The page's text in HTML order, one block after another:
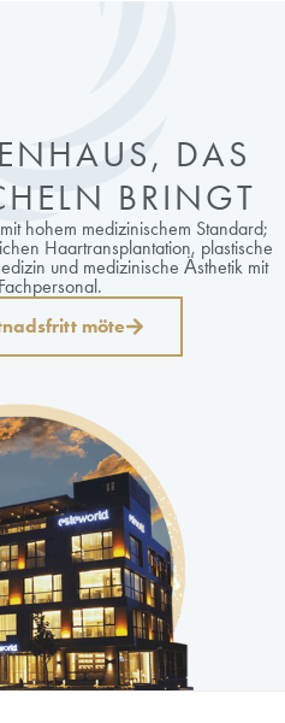
DAS
BRINGT
hohem medizinischem Standard;
Haartransplantation, plastische
und medizinische Ästhetik mit
möte